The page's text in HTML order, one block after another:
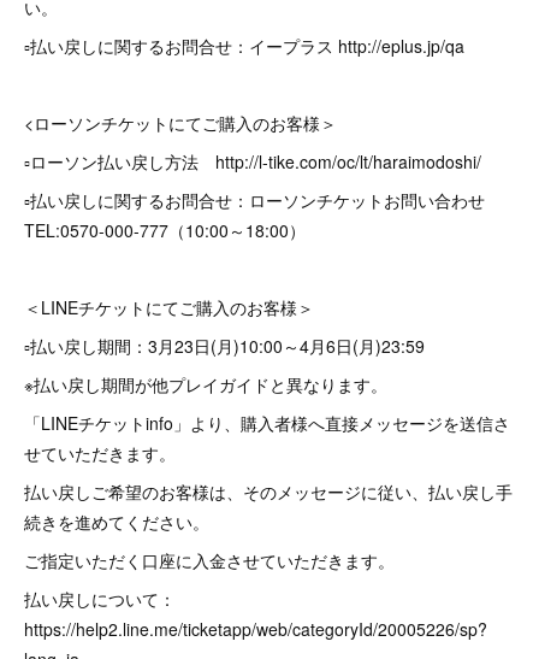
い。
▫️払い戻しに関するお問合せ：イープラス http://eplus.jp/qa
<ローソンチケットにてご購入のお客様＞
▫️ローソン払い戻し方法 http://l-tike.com/oc/lt/haraimodoshi/
▫️払い戻しに関するお問合せ：ローソンチケットお問い合わせ
TEL:0570-000-777（10:00～18:00）
＜LINEチケットにてご購入のお客様＞
▫️払い戻し期間：3月23日(月)10:00～4月6日(月)23:59
※払い戻し期間が他プレイガイドと異なります。
「LINEチケットinfo」より、購入者様へ直接メッセージを送信さ
せていただきます。
払い戻しご希望のお客様は、そのメッセージに従い、払い戻し手
続きを進めてください。
ご指定いただく口座に入金させていただきます。
払い戻しについて：
https://help2.line.me/ticketapp/web/categoryId/20005226/sp?